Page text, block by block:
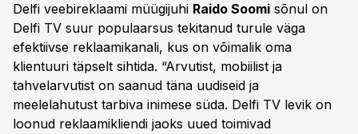
Delfi veebireklaami müügijuhi Raido Soomi sõnul on
Delfi TV suur populaarsus tekitanud turule väga
efektiivse reklaamikanali, kus on võimalik oma
klientuuri täpselt sihtida. “Arvutist, mobiilist ja
tahvelarvutist on saanud täna uudiseid ja
meelelahutust tarbiva inimese süda. Delfi TV levik on
loonud reklaamikliendi jaoks uued toimivad